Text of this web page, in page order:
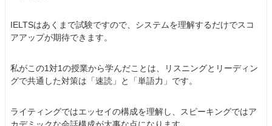
IELTSはあくまで試験ですので、システムを理解するだけでスコ
アアップが期待できます。
私がこの1対1の授業から学んだことは、リスニングとリーディン
グで共通した対策は「速読」と「単語力」です。
ライティングではエッセイの構成を理解し、スピーキングではア